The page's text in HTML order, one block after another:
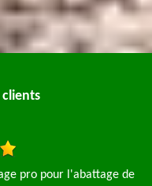
clients
élagage pour la tonte